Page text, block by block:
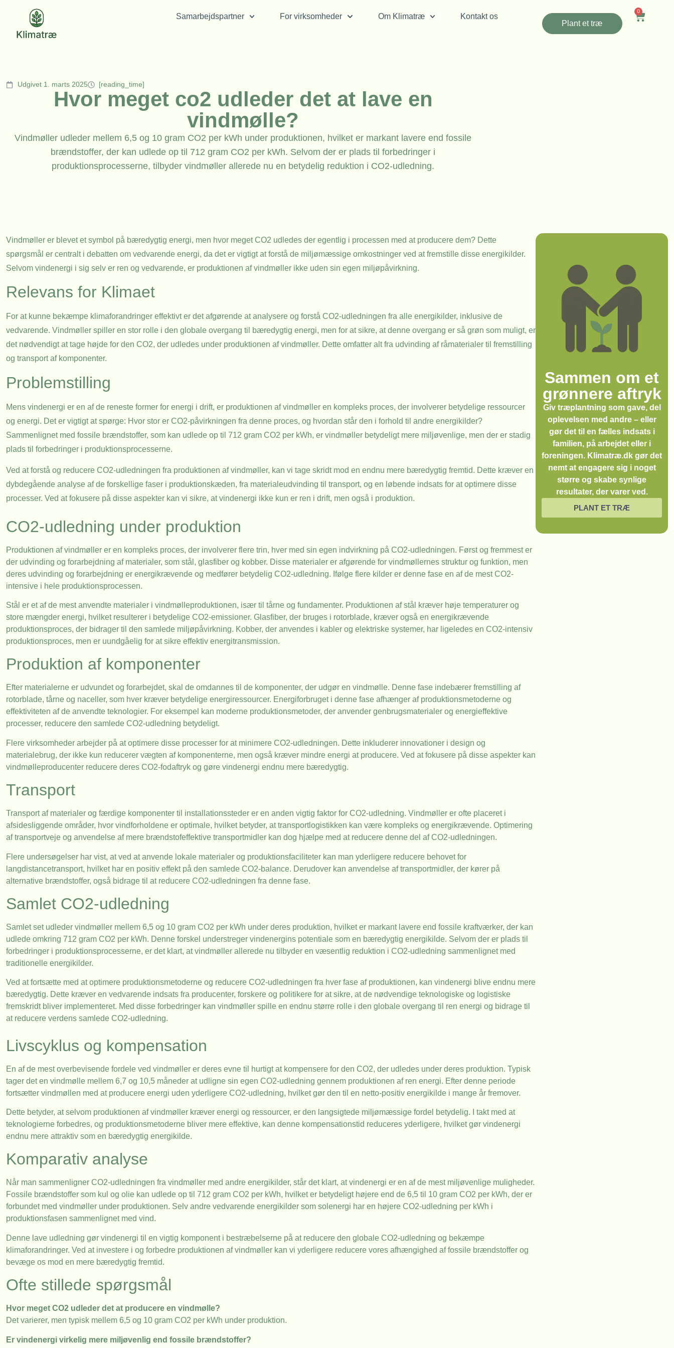
Samarbejdspartner For virksomheder Om Klimatræ
Kontakt os
Plant et træ
0
Udgivet 1. marts 2025 [reading_time]
Hvor meget co2 udleder det at lave en
vindmølle?
Vindmøller udleder mellem 6,5 og 10 gram CO2 per kWh under produktionen, hvilket er markant lavere end fossile
brændstoffer, der kan udlede op til 712 gram CO2 per kWh. Selvom der er plads til forbedringer i
produktionsprocesserne, tilbyder vindmøller allerede nu en betydelig reduktion i CO2-udledning.
Vindmøller er blevet et symbol på bæredygtig energi, men hvor meget CO2 udledes der egentlig i processen med at producere dem? Dette
spørgsmål er centralt i debatten om vedvarende energi, da det er vigtigt at forstå de miljømæssige omkostninger ved at fremstille disse energikilder.
Selvom vindenergi i sig selv er ren og vedvarende, er produktionen af vindmøller ikke uden sin egen miljøpåvirkning.
Relevans for Klimaet
For at kunne bekæmpe klimaforandringer effektivt er det afgørende at analysere og forstå CO2-udledningen fra alle energikilder, inklusive de
vedvarende. Vindmøller spiller en stor rolle i den globale overgang til bæredygtig energi, men for at sikre, at denne overgang er så grøn som muligt, er
det nødvendigt at tage højde for den CO2, der udledes under produktionen af vindmøller. Dette omfatter alt fra udvinding af råmaterialer til fremstilling
og transport af komponenter.
Problemstilling
Mens vindenergi er en af de reneste former for energi i drift, er produktionen af vindmøller en kompleks proces, der involverer betydelige ressourcer
og energi. Det er vigtigt at spørge: Hvor stor er CO2-påvirkningen fra denne proces, og hvordan står den i forhold til andre energikilder?
Sammenlignet med fossile brændstoffer, som kan udlede op til 712 gram CO2 per kWh, er vindmøller betydeligt mere miljøvenlige, men der er stadig
plads til forbedringer i produktionsprocesserne.
Ved at forstå og reducere CO2-udledningen fra produktionen af vindmøller, kan vi tage skridt mod en endnu mere bæredygtig fremtid. Dette kræver en
dybdegående analyse af de forskellige faser i produktionskæden, fra materialeudvinding til transport, og en løbende indsats for at optimere disse
processer. Ved at fokusere på disse aspekter kan vi sikre, at vindenergi ikke kun er ren i drift, men også i produktion.
CO2-udledning under produktion
Produktionen af vindmøller er en kompleks proces, der involverer flere trin, hver med sin egen indvirkning på CO2-udledningen. Først og fremmest er
der udvinding og forarbejdning af materialer, som stål, glasfiber og kobber. Disse materialer er afgørende for vindmøllernes struktur og funktion, men
deres udvinding og forarbejdning er energikrævende og medfører betydelig CO2-udledning. Ifølge flere kilder er denne fase en af de mest CO2-
intensive i hele produktionsprocessen.
Stål er et af de mest anvendte materialer i vindmølleproduktionen, især til tårne og fundamenter. Produktionen af stål kræver høje temperaturer og
store mængder energi, hvilket resulterer i betydelige CO2-emissioner. Glasfiber, der bruges i rotorblade, kræver også en energikrævende
produktionsproces, der bidrager til den samlede miljøpåvirkning. Kobber, der anvendes i kabler og elektriske systemer, har ligeledes en CO2-intensiv
produktionsproces, men er uundgåelig for at sikre effektiv energitransmission.
Produktion af komponenter
Efter materialerne er udvundet og forarbejdet, skal de omdannes til de komponenter, der udgør en vindmølle. Denne fase indebærer fremstilling af
rotorblade, tårne og naceller, som hver kræver betydelige energiressourcer. Energiforbruget i denne fase afhænger af produktionsmetoderne og
effektiviteten af de anvendte teknologier. For eksempel kan moderne produktionsmetoder, der anvender genbrugsmaterialer og energieffektive
processer, reducere den samlede CO2-udledning betydeligt.
Flere virksomheder arbejder på at optimere disse processer for at minimere CO2-udledningen. Dette inkluderer innovationer i design og
materialebrug, der ikke kun reducerer vægten af komponenterne, men også kræver mindre energi at producere. Ved at fokusere på disse aspekter kan
vindmølleproducenter reducere deres CO2-fodaftryk og gøre vindenergi endnu mere bæredygtig.
Transport
Transport af materialer og færdige komponenter til installationssteder er en anden vigtig faktor for CO2-udledning. Vindmøller er ofte placeret i
afsidesliggende områder, hvor vindforholdene er optimale, hvilket betyder, at transportlogistikken kan være kompleks og energikrævende. Optimering
af transportveje og anvendelse af mere brændstofeffektive transportmidler kan dog hjælpe med at reducere denne del af CO2-udledningen.
Flere undersøgelser har vist, at ved at anvende lokale materialer og produktionsfaciliteter kan man yderligere reducere behovet for
langdistancetransport, hvilket har en positiv effekt på den samlede CO2-balance. Derudover kan anvendelse af transportmidler, der kører på
alternative brændstoffer, også bidrage til at reducere CO2-udledningen fra denne fase.
Samlet CO2-udledning
Samlet set udleder vindmøller mellem 6,5 og 10 gram CO2 per kWh under deres produktion, hvilket er markant lavere end fossile kraftværker, der kan
udlede omkring 712 gram CO2 per kWh. Denne forskel understreger vindenergins potentiale som en bæredygtig energikilde. Selvom der er plads til
forbedringer i produktionsprocesserne, er det klart, at vindmøller allerede nu tilbyder en væsentlig reduktion i CO2-udledning sammenlignet med
traditionelle energikilder.
Ved at fortsætte med at optimere produktionsmetoderne og reducere CO2-udledningen fra hver fase af produktionen, kan vindenergi blive endnu mere
bæredygtig. Dette kræver en vedvarende indsats fra producenter, forskere og politikere for at sikre, at de nødvendige teknologiske og logistiske
fremskridt bliver implementeret. Med disse forbedringer kan vindmøller spille en endnu større rolle i den globale overgang til ren energi og bidrage til
at reducere verdens samlede CO2-udledning.
Livscyklus og kompensation
En af de mest overbevisende fordele ved vindmøller er deres evne til hurtigt at kompensere for den CO2, der udledes under deres produktion. Typisk
tager det en vindmølle mellem 6,7 og 10,5 måneder at udligne sin egen CO2-udledning gennem produktionen af ren energi. Efter denne periode
fortsætter vindmøllen med at producere energi uden yderligere CO2-udledning, hvilket gør den til en netto-positiv energikilde i mange år fremover.
Dette betyder, at selvom produktionen af vindmøller kræver energi og ressourcer, er den langsigtede miljømæssige fordel betydelig. I takt med at
teknologierne forbedres, og produktionsmetoderne bliver mere effektive, kan denne kompensationstid reduceres yderligere, hvilket gør vindenergi
endnu mere attraktiv som en bæredygtig energikilde.
Komparativ analyse
Når man sammenligner CO2-udledningen fra vindmøller med andre energikilder, står det klart, at vindenergi er en af de mest miljøvenlige muligheder.
Fossile brændstoffer som kul og olie kan udlede op til 712 gram CO2 per kWh, hvilket er betydeligt højere end de 6,5 til 10 gram CO2 per kWh, der er
forbundet med vindmøller under produktionen. Selv andre vedvarende energikilder som solenergi har en højere CO2-udledning per kWh i
produktionsfasen sammenlignet med vind.
Denne lave udledning gør vindenergi til en vigtig komponent i bestræbelserne på at reducere den globale CO2-udledning og bekæmpe
klimaforandringer. Ved at investere i og forbedre produktionen af vindmøller kan vi yderligere reducere vores afhængighed af fossile brændstoffer og
bevæge os mod en mere bæredygtig fremtid.
Ofte stillede spørgsmål
Hvor meget CO2 udleder det at producere en vindmølle?
Det varierer, men typisk mellem 6,5 og 10 gram CO2 per kWh under produktion.
Er vindenergi virkelig mere miljøvenlig end fossile brændstoffer?
Sammen om et
grønnere aftryk
Giv træplantning som gave, del
oplevelsen med andre – eller
gør det til en fælles indsats i
familien, på arbejdet eller i
foreningen. Klimatræ.dk gør det
nemt at engagere sig i noget
større og skabe synlige
resultater, der varer ved.
PLANT ET TRÆ